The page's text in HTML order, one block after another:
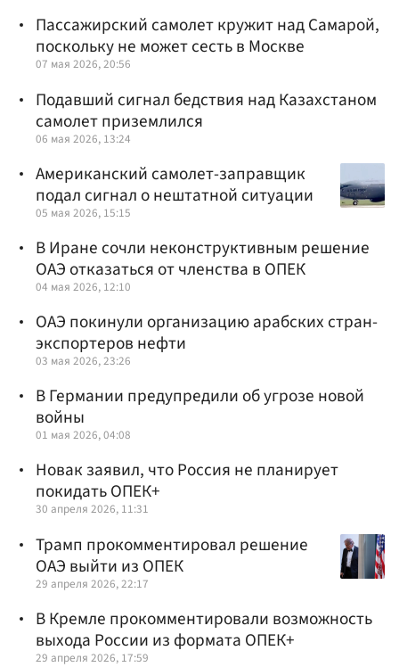
Пассажирский самолет кружит над Самарой,
поскольку не может сесть в Москве
07 мая 2026, 20:56
Подавший сигнал бедствия над Казахстаном
самолет приземлился
06 мая 2026, 13:24
Американский самолет-заправщик
подал сигнал о нештатной ситуации
05 мая 2026, 15:15
В Иране сочли неконструктивным решение
ОАЭ отказаться от членства в ОПЕК
04 мая 2026, 12:10
ОАЭ покинули организацию арабских стран-
экспортеров нефти
03 мая 2026, 23:26
В Германии предупредили об угрозе новой
войны
01 мая 2026, 04:08
Новак заявил, что Россия не планирует
покидать ОПЕК+
30 апреля 2026, 11:31
Трамп прокомментировал решение
ОАЭ выйти из ОПЕК
29 апреля 2026, 22:17
В Кремле прокомментировали возможность
выхода России из формата ОПЕК+
29 апреля 2026, 17:59